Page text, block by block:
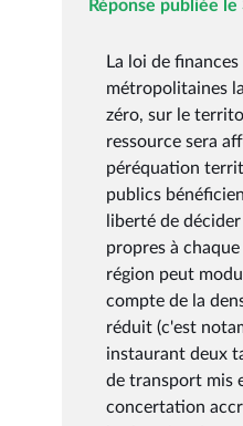
Réponse publiée
La loi de
métropolitaines
zéro, sur le
ressource sera
péréquation
publics
liberté de
propres à
région peut
compte de la
réduit (c'est
instaurant deux
de transport mis
concertation